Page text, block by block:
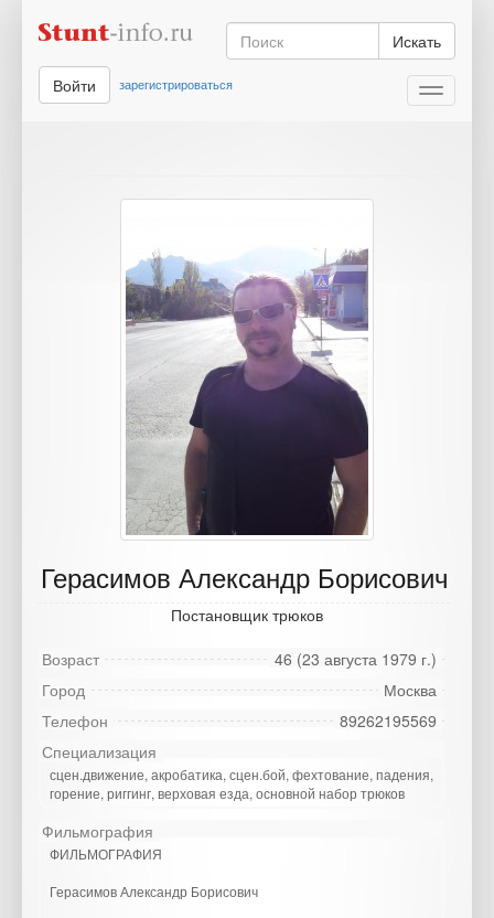
Искать
Toggle
Войти зарегистрироваться
Герасимов Александр Борисович
Постановщик трюков
46 (23 августа 1979 г.)
Возраст
Москва
Город
89262195569
Телефон
Специализация
сцен.движение, акробатика, сцен.бой, фехтование, падения,
горение, риггинг, верховая езда, основной набор трюков
Фильмография
ФИЛЬМОГРАФИЯ
Герасимов Александр Борисович